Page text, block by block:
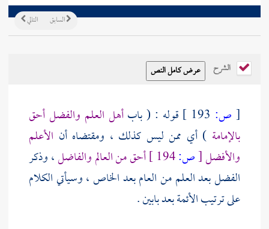
التالي السابق
الشرح
[ ص: قوله : ( بابأهل العلم والفضل أحق
بالإمامة ) أي ممن ليس كذلك ، ومقتضاه أن الأعلم
والأفضل[ص: أحق من العالم والفاضل، وذكر
الفضل بعد العلم من العام بعد الخاص ، وسيأتي الكلام
على ترتيب الأئمة بعد بابين .